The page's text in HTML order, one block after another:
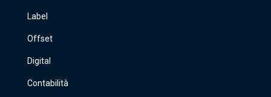
Label
Offset
Digital
Contabilità